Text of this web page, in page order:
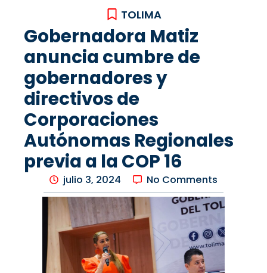
TOLIMA
Gobernadora Matiz
anuncia cumbre de
gobernadores y
directivos de
Corporaciones
Autónomas Regionales
previa a la COP 16
julio 3, 2024 No Comments